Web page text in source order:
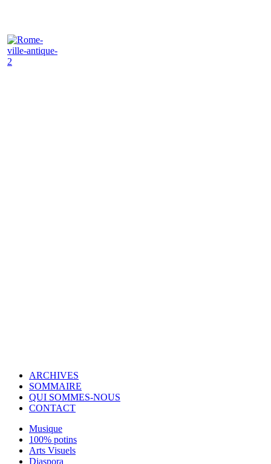
ARCHIVES
SOMMAIRE
QUI SOMMES-NOUS
CONTACT
Musique
100% potins
Arts Visuels
Diaspora